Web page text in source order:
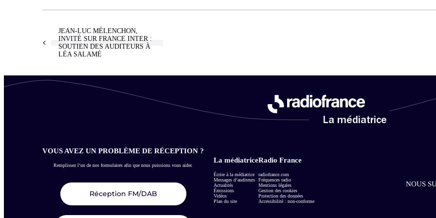
JEAN-LUC MÉLENCHON,
INVITÉ SUR FRANCE INTER :
SOUTIEN DES AUDITEURS À
LÉA SALAMÉ
La médiatrice
VOUS AVEZ UN PROBLÈME DE RÉCEPTION ?
Remplissez l’un de nos formulaires afin que nous puissions vous aider.
Réception FM/DAB
La médiatrice
Écrire à la médiatrice
Messages d’auditeurs
Actualités
Émissions
Vidéos
Plan du site
Radio France
radiofrance.com
Fréquences radio
Mentions légales
Gestion des cookies
Protection des données
Accessibilité : non-conforme
NOUS